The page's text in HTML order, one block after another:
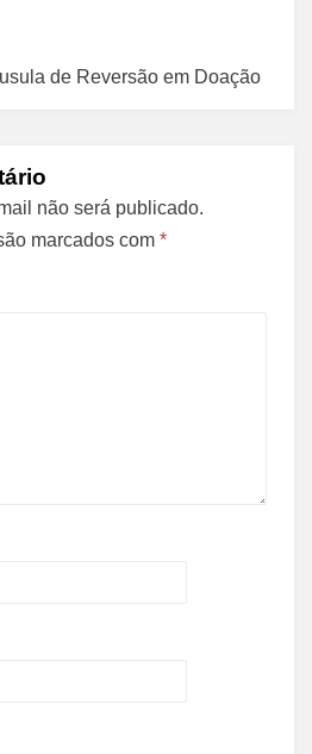
de Reversão em Doação
não será publicado.
marcados com *